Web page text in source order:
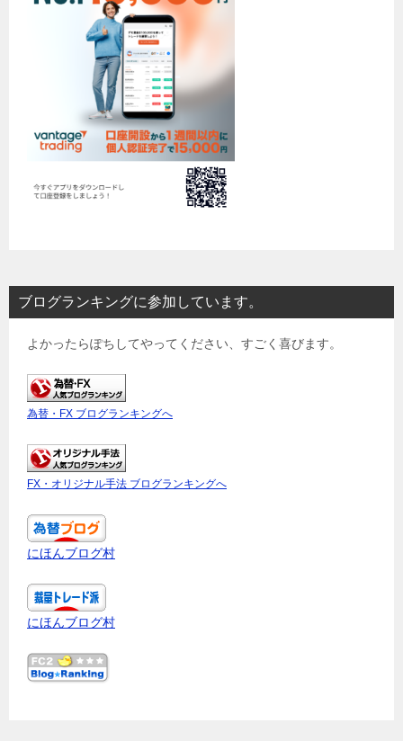
ブログランキングに参加しています。
よかったらぽちしてやってください、すごく喜びます。
為替・FX ブログランキングへ
FX・オリジナル手法 ブログランキングへ
にほんブログ村
にほんブログ村